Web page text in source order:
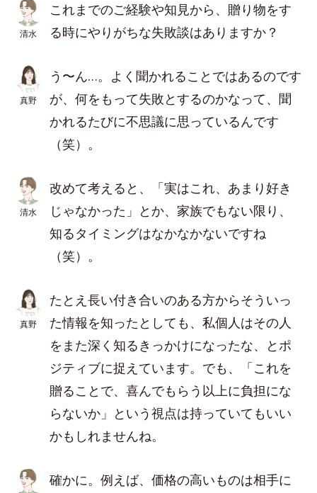
清水
これまでのご経験や知見から、贈り物をす
る時にやりがちな失敗談はありますか？
真野
う〜ん…。よく聞かれることではあるのです
が、何をもって失敗とするのかなって、聞
かれるたびに不思議に思っているんです
（笑）。
清水
改めて考えると、「実はこれ、あまり好き
じゃなかった」とか、家族でもない限り、
知るタイミングはなかなかないですね
（笑）。
真野
たとえ長い付き合いのある方からそういっ
た情報を知ったとしても、私個人はその人
をまた深く知るきっかけになったな、とポ
ジティブに捉えています。でも、「これを
贈ることで、喜んでもらう以上に負担にな
らないか」という視点は持っていてもいい
かもしれませんね。
確かに。例えば、価格の高いものは相手に